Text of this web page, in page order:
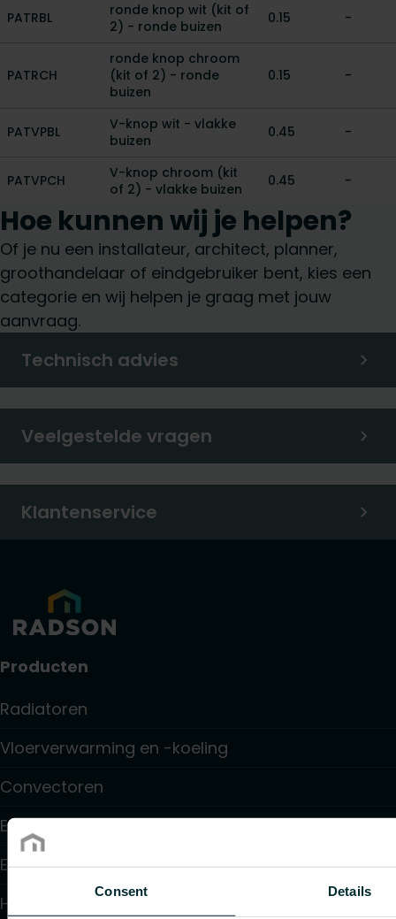
Consent Details
PATRBL
ronde knop wit (kit of
2) - ronde buizen
0.15 -
PATRCH
ronde knop chroom
(kit of 2) - ronde
buizen
0.15 -
PATVPBL
V-knop wit - vlakke
buizen
0.45 -
PATVPCH
V-knop chroom (kit
of 2) - vlakke buizen
0.45 -
Hoe kunnen wij je helpen?
Of je nu een installateur, architect, planner,
groothandelaar of eindgebruiker bent, kies een
categorie en wij helpen je graag met jouw
aanvraag.
Technisch advies
Veelgestelde vragen
Klantenservice
Producten
Radiatoren
Vloerverwarming en -koeling
Convectoren
Elektrische verwarming
Elektronische regelingen
Hydraulische regelingen